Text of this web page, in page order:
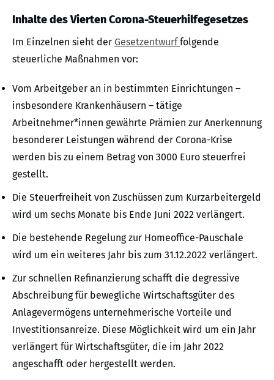
Inhalte des Vierten Corona-Steuerhilfegesetzes
Im Einzelnen sieht der Gesetzentwurffolgende
steuerliche Maßnahmen vor:
Vom Arbeitgeber an in bestimmten Einrichtungen –
insbesondere Krankenhäusern – tätige
Arbeitnehmer*innen gewährte Prämien zur Anerkennung
besonderer Leistungen während der Corona-Krise
werden bis zu einem Betrag von 3000 Euro steuerfrei
gestellt.
Die Steuerfreiheit von Zuschüssen zum Kurzarbeitergeld
wird um sechs Monate bis Ende Juni 2022 verlängert.
Die bestehende Regelung zur Homeoffice-Pauschale
wird um ein weiteres Jahr bis zum 31.12.2022 verlängert.
Zur schnellen Refinanzierung schafft die degressive
Abschreibung für bewegliche Wirtschaftsgüter des
Anlagevermögens unternehmerische Vorteile und
Investitionsanreize. Diese Möglichkeit wird um ein Jahr
verlängert für Wirtschaftsgüter, die im Jahr 2022
angeschafft oder hergestellt werden.